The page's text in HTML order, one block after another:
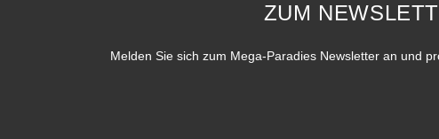
ZUM
Melden Sie sich zum Mega-Paradies Newsletter an und